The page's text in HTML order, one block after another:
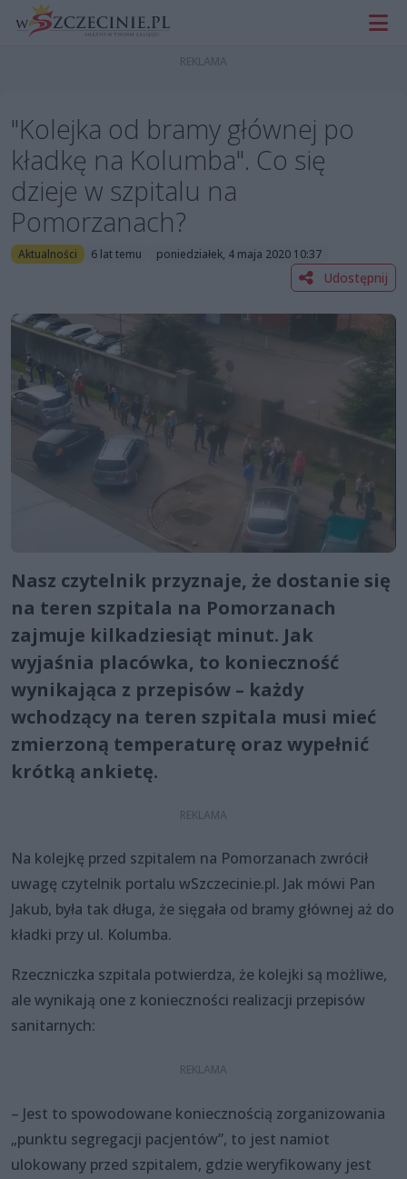
"Kolejka od bramy głównej po
kładkę na Kolumba". Co się
dzieje w szpitalu na
Pomorzanach?
Aktualności 6 lat temu poniedziałek, 4 maja 2020 10:37
Udostępnij
Nasz czytelnik przyznaje, że dostanie się
na teren szpitala na Pomorzanach
zajmuje kilkadziesiąt minut. Jak
wyjaśnia placówka, to konieczność
wynikająca z przepisów – każdy
wchodzący na teren szpitala musi mieć
zmierzoną temperaturę oraz wypełnić
krótką ankietę.
Na kolejkę przed szpitalem na Pomorzanach zwrócił
uwagę czytelnik portalu wSzczecinie.pl. Jak mówi Pan
Jakub, była tak długa, że sięgała od bramy głównej aż do
kładki przy ul. Kolumba.
Rzeczniczka szpitala potwierdza, że kolejki są możliwe,
ale wynikają one z konieczności realizacji przepisów
sanitarnych:
– Jest to spowodowane koniecznością zorganizowania
„punktu segregacji pacjentów”, to jest namiot
ulokowany przed szpitalem, gdzie weryfikowany jest